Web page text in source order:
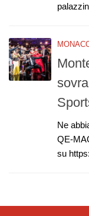
Ne
QE-
su